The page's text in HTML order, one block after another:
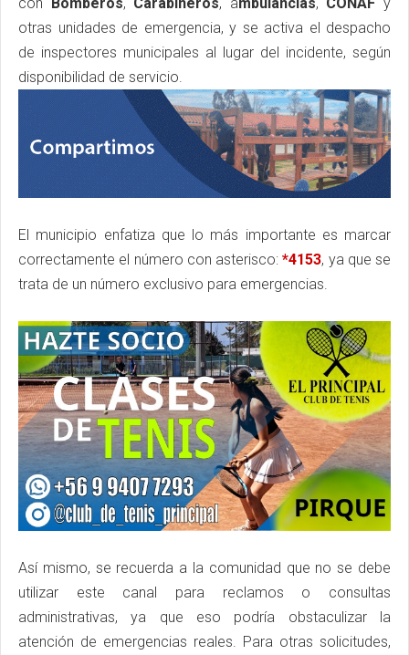
otras unidades de emergencia, y se activa el despacho
de inspectores municipales al lugar del incidente, según
disponibilidad de servicio.
El municipio enfatiza que lo más importante es marcar
correctamente el número con asterisco:*4153, ya que se
trata de un número exclusivo para emergencias.
Así mismo, se recuerda a la comunidad que no se debe
utilizar este canal para reclamos o consultas
administrativas, ya que eso podría obstaculizar la
atención de emergencias reales. Para otras solicitudes,